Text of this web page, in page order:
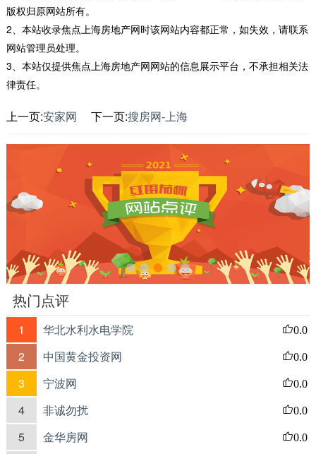
版权归原网站所有。
2、本站收录焦点上海房地产网时该网站内容都正常，如失效，请联系
网站管理员处理。
3、本站仅提供焦点上海房地产网网站的信息展示平台，不承担相关法
律责任。
上一页:安家网 下一页:搜房网-上海
热门点评
1 华北水利水电学院 0.0
2 中国黄金投资网 0.0
3 宁波网 0.0
4 非诚勿扰 0.0
5 金华房网 0.0